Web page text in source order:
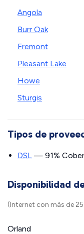
Angola
Burr Oak
Fremont
Pleasant Lake
Howe
Sturgis
Tipos de
DSL — 91%
Disponibilidad
(Internet con más de
Orland